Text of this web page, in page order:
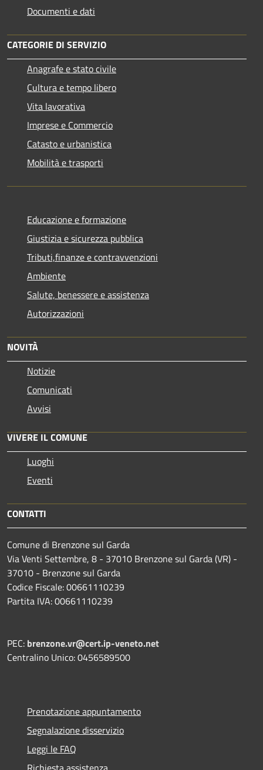
Documenti e dati
CATEGORIE DI SERVIZIO
Anagrafe e stato civile
Cultura e tempo libero
Vita lavorativa
Imprese e Commercio
Catasto e urbanistica
Mobilità e trasporti
Educazione e formazione
Giustizia e sicurezza pubblica
Tributi,finanze e contravvenzioni
Ambiente
Salute, benessere e assistenza
Autorizzazioni
NOVITÀ
Notizie
Comunicati
Avvisi
VIVERE IL COMUNE
Luoghi
Eventi
CONTATTI
Comune di Brenzone sul Garda
Via Venti Settembre, 8 - 37010 Brenzone sul Garda (VR) -
37010 - Brenzone sul Garda
Codice Fiscale: 00661110239
Partita IVA: 00661110239
PEC: brenzone.vr@cert.ip-veneto.net
Centralino Unico: 0456589500
Prenotazione appuntamento
Segnalazione disservizio
Leggi le FAQ